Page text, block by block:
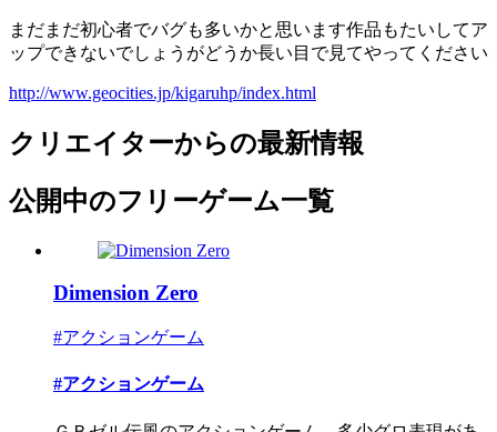
まだまだ初心者でバグも多いかと思います作品もたいしてア
ップできないでしょうがどうか長い目で見てやってください
http://www.geocities.jp/kigaruhp/index.html
クリエイターからの最新情報
公開中のフリーゲーム一覧
Dimension Zero
#アクションゲーム
#アクションゲーム